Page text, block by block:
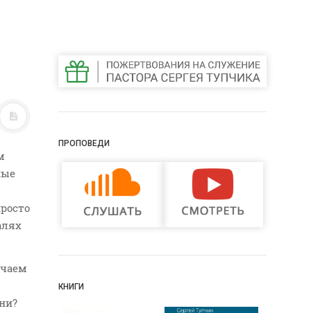
ПРОПОВЕДИ
КНИГИ